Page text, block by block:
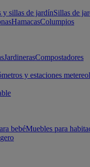
y sillas de jardínSillas de
HamacasColumpios
JardinerasCompostadores
y estaciones
bebéMuebles para